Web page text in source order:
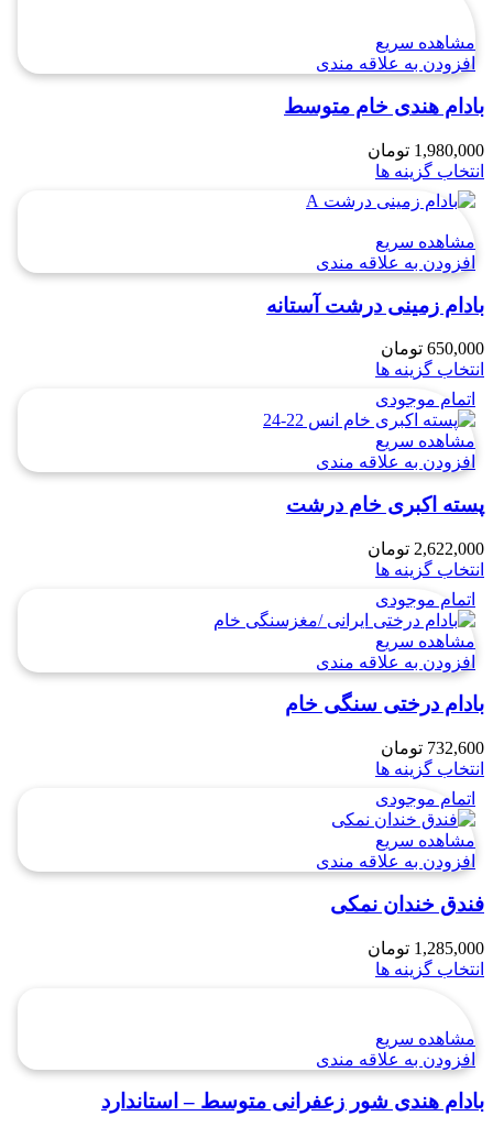
مشاهده سریع
افزودن به علاقه مندی
بادام هندی خام متوسط
1,980,000 تومان
انتخاب گزینه ها
مشاهده سریع
افزودن به علاقه مندی
بادام زمینی درشت آستانه
650,000 تومان
انتخاب گزینه ها
اتمام موجودی
مشاهده سریع
افزودن به علاقه مندی
پسته اکبری خام درشت
2,622,000 تومان
انتخاب گزینه ها
اتمام موجودی
مشاهده سریع
افزودن به علاقه مندی
بادام درختی سنگی خام
732,600 تومان
انتخاب گزینه ها
اتمام موجودی
مشاهده سریع
افزودن به علاقه مندی
فندق خندان نمکی
1,285,000 تومان
انتخاب گزینه ها
مشاهده سریع
افزودن به علاقه مندی
بادام هندی شور زعفرانی متوسط – استاندارد